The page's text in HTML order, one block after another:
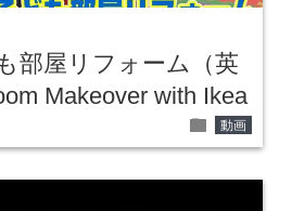
部屋リフォーム（英
Makeover with Ikea
folder 動画